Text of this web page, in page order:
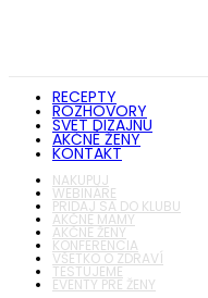
RECEPTY
ROZHOVORY
SVET DIZAJNU
AKČNÉ ŽENY
KONTAKT
NAKUPUJ
WEBINÁRE
PRIDAJ SA DO KLUBU
AKČNÉ MAMY
AKČNÉ ŽENY
KONFERENCIA
VŠETKO O ZDRAVÍ
TESTUJEME
EVENTY PRE ŽENY